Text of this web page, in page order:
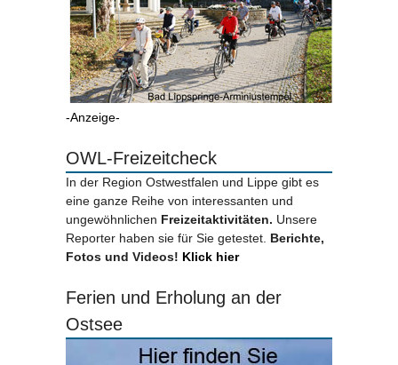
-Anzeige-
OWL-Freizeitcheck
In der Region Ostwestfalen und Lippe gibt es
eine ganze Reihe von interessanten und
ungewöhnlichen Freizeitaktivitäten. Unsere
Reporter haben sie für Sie getestet. Berichte,
Fotos und Videos! Klick hier
Ferien und Erholung an der
Ostsee